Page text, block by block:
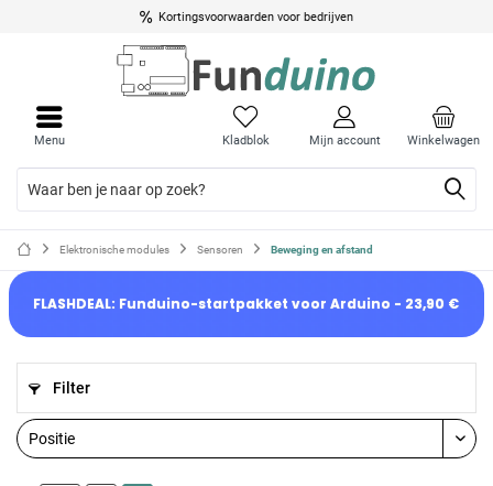
Kortingsvoorwaarden voor bedrijven
Winkelwagen
Kladblok Mijn account
Menu
Elektronische modules Sensoren Beweging en afstand
FLASHDEAL: Funduino-startpakket voor Arduino - 23,90 €
Filter